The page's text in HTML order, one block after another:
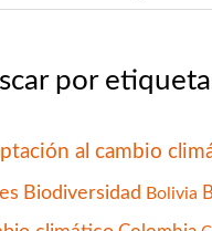
por
al cambio
Biodiversidad Bolivia